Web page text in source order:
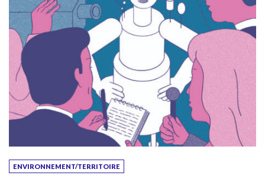
ENVIRONNEMENT/TERRITOIRE